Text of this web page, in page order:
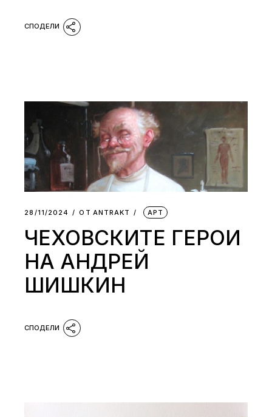
28/11/2024 ОТ АNTRAKT АРТ
ЧЕХОВСКИТЕ ГЕРОИ
НА АНДРЕЙ
ШИШКИН